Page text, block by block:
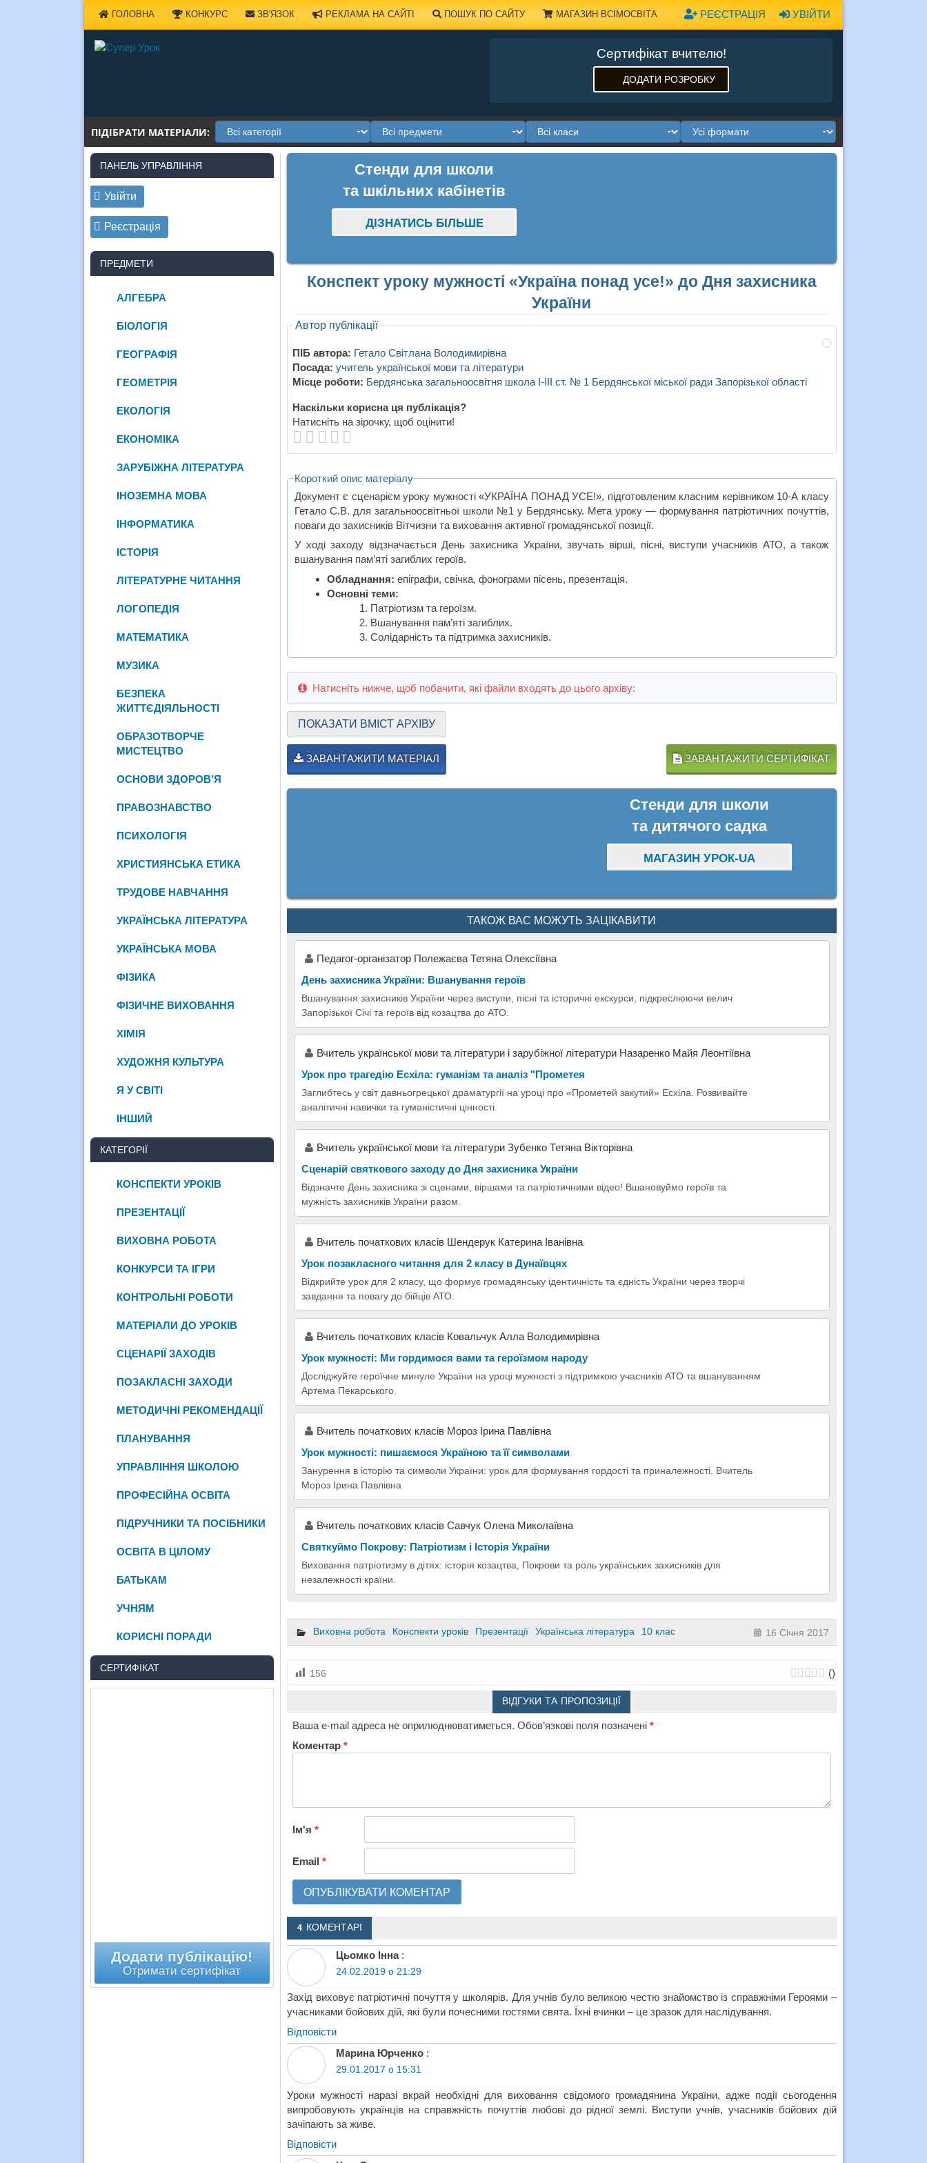
УВІЙТИ
РЕЄСТРАЦІЯ
ГОЛОВНА КОНКУРС ЗВ'ЯЗОК РЕКЛАМА НА САЙТІ ПОШУК ПО САЙТУ МАГАЗИН ВСІМОСВІТА
Сертифікат вчителю!
ДОДАТИ РОЗРОБКУ
ПІДІБРАТИ МАТЕРІАЛИ:
Стенди для школи
та шкільних кабінетів
ДІЗНАТИСЬ БІЛЬШЕ
Конспект уроку мужності «Україна понад усе!» до Дня захисника
України
Автор публікації
ПІБ автора: Гетало Світлана Володимирівна
Посада: учитель української мови та літератури
Місце роботи: Бердянська загальноосвітня школа І-ІІІ ст. № 1 Бердянської міської ради Запорізької області
Наскільки корисна ця публікація?
Натисніть на зірочку, щоб оцінити!
Короткий опис матеріалу
Документ є сценарієм уроку мужності «УКРАЇНА ПОНАД УСЕ!», підготовленим класним керівником 10-А класу
Гетало С.В. для загальноосвітньої школи №1 у Бердянську. Мета уроку — формування патріотичних почуттів,
поваги до захисників Вітчизни та виховання активної громадянської позиції.
У ході заходу відзначається День захисника України, звучать вірші, пісні, виступи учасників АТО, а також
вшанування пам’яті загиблих героїв.
Обладнання: епіграфи, свічка, фонограми пісень, презентація.
Основні теми:
Патріотизм та героїзм.
Вшанування пам’яті загиблих.
Солідарність та підтримка захисників.
Натисніть нижче, щоб побачити, які файли входять до цього архіву:
ПОКАЗАТИ ВМІСТ АРХІВУ
ЗАВАНТАЖИТИ МАТЕРІАЛ ЗАВАНТАЖИТИ СЕРТИФІКАТ
Стенди для школи
та дитячого садка
МАГАЗИН УРОК-UA
ТАКОЖ ВАС МОЖУТЬ ЗАЦІКАВИТИ
Педагог-організатор Полежаєва Тетяна Олексіївна
День захисника України: Вшанування героїв
Вшанування захисників України через виступи, пісні та історичні екскурси, підкреслюючи велич
Запорізької Січі та героїв від козацтва до АТО.
Вчитель української мови та літератури і зарубіжної літератури Назаренко Майя Леонтіївна
Урок про трагедію Есхіла: гуманізм та аналіз "Прометея
Заглибтесь у світ давньогрецької драматургії на уроці про «Прометей закутий» Есхіла. Розвивайте
аналітичні навички та гуманістичні цінності.
Вчитель української мови та літератури Зубенко Тетяна Вікторівна
Сценарій святкового заходу до Дня захисника України
Відзначте День захисника зі сценами, віршами та патріотичними відео! Вшановуймо героїв та
мужність захисників України разом.
Вчитель початкових класів Шендерук Катерина Іванівна
Урок позакласного читання для 2 класу в Дунаївцях
Відкрийте урок для 2 класу, що формує громадянську ідентичність та єдність України через творчі
завдання та повагу до бійців АТО.
Вчитель початкових класів Ковальчук Алла Володимирівна
Урок мужності: Ми гордимося вами та героїзмом народу
Досліджуйте героїчне минуле України на уроці мужності з підтримкою учасників АТО та вшануванням
Артема Пекарського.
Вчитель початкових класів Мороз Ірина Павлівна
Урок мужності: пишаємося Україною та її символами
Занурення в історію та символи України: урок для формування гордості та приналежності. Вчитель
Мороз Ірина Павлівна
Вчитель початкових класів Савчук Олена Миколаївна
Святкуймо Покрову: Патріотизм і Історія України
Виховання патріотизму в дітях: історія козацтва, Покрови та роль українських захисників для
незалежності країни.
Виховна робота Конспекти уроків Презентації Українська література 10 клас 16 Січня 2017
156 ()
ВІДГУКИ ТА ПРОПОЗИЦІЇ
Ваша e-mail адреса не оприлюднюватиметься. Обов’язкові поля позначені *
Коментар *
Ім'я *
Email *
4 КОМЕНТАРІ
Цьомко Інна :
24.02.2019 о 21:29
Захід виховує патріотичні почуття у школярів. Для учнів було великою честю знайомство із справжніми Героями –
учасниками бойових дій, які були почесними гостями свята. Їхні вчинки – це зразок для наслідування.
Відповіcти
Марина Юрченко :
29.01.2017 о 15:31
Уроки мужності наразі вкрай необхідні для виховання свідомого громадянина України, адже події сьогодення
випробовують українців на справжність почуттів любові до рідної землі. Виступи учнів, учасників бойових дій
зачіпають за живе.
Відповіcти
ПАНЕЛЬ УПРАВЛІННЯ
Увійти
Реєстрація
ПРЕДМЕТИ
АЛГЕБРА
БІОЛОГІЯ
ГЕОГРАФІЯ
ГЕОМЕТРІЯ
ЕКОЛОГІЯ
ЕКОНОМІКА
ЗАРУБІЖНА ЛІТЕРАТУРА
ІНОЗЕМНА МОВА
ІНФОРМАТИКА
ІСТОРІЯ
ЛІТЕРАТУРНЕ ЧИТАННЯ
ЛОГОПЕДІЯ
МАТЕМАТИКА
МУЗИКА
БЕЗПЕКА
ЖИТТЄДІЯЛЬНОСТІ
ОБРАЗОТВОРЧЕ
МИСТЕЦТВО
ОСНОВИ ЗДОРОВ’Я
ПРАВОЗНАВСТВО
ПСИХОЛОГІЯ
ХРИСТИЯНСЬКА ЕТИКА
ТРУДОВЕ НАВЧАННЯ
УКРАЇНСЬКА ЛІТЕРАТУРА
УКРАЇНСЬКА МОВА
ФІЗИКА
ФІЗИЧНЕ ВИХОВАННЯ
ХІМІЯ
ХУДОЖНЯ КУЛЬТУРА
Я У СВІТІ
ІНШИЙ
КАТЕГОРІЇ
КОНСПЕКТИ УРОКІВ
ПРЕЗЕНТАЦІЇ
ВИХОВНА РОБОТА
КОНКУРСИ ТА ІГРИ
КОНТРОЛЬНІ РОБОТИ
МАТЕРІАЛИ ДО УРОКІВ
СЦЕНАРІЇ ЗАХОДІВ
ПОЗАКЛАСНІ ЗАХОДИ
МЕТОДИЧНІ РЕКОМЕНДАЦІЇ
ПЛАНУВАННЯ
УПРАВЛІННЯ ШКОЛОЮ
ПРОФЕСІЙНА ОСВІТА
ПІДРУЧНИКИ ТА ПОСІБНИКИ
ОСВІТА В ЦІЛОМУ
БАТЬКАМ
УЧНЯМ
КОРИСНІ ПОРАДИ
СЕРТИФІКАТ
Додати публікацію!
Отримати сертифікат